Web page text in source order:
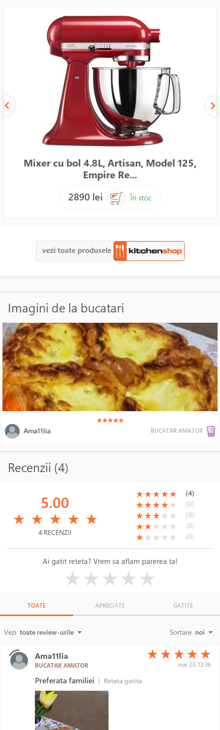
Mixer cu bol 4.8L, Artisan, Model 125,
Empire Re...
2890 lei
În stoc
vezi toate produsele
Imagini de la bucatari
(*)
★(*)
★(*)
★(*)
★(*)
★
Ama11lia BUCATAR AMATOR
Recenzii (4)
5.00
★ ★ ★ ★ ★
4 RECENZII
(*)
★(*)
★(*)
★(*)
★(*)
★ (4)
(*)
★(*)
★(*)
★(*)
★( )
★ (0)
(*)
★(*)
★(*)
★( )
★ ( )
★ (0)
(*)
★(*)
★( )
★ ( )
★ ( )
★ (0)
(*)
★( )
★ ( )
★ ( )
★ ( )
★ (0)
Ai gatit reteta? Vrem sa aflam parerea ta!
★★★★★
TOATE APRECIATE GATITE
Vezi toate review-urile Sortare noi
Ama11lia
BUCATAR AMATOR
(*)
★ (*)
★ (*)
★ (*)
★ (*)
★
mai 23, 12:36
Preferata familiei | Reteta gatita